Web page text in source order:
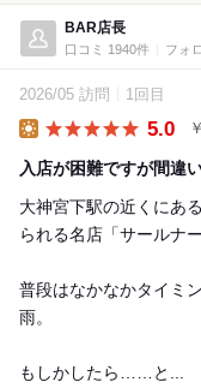
BAR店長
口コミ 1940件 フォ
2026/05 訪問 1回目
5.0
入店が困難ですが間違
大神宮下駅の近くにあ
られる名店「サールナ
普段はなかなかタイミ
雨。
もしかしたら……と...